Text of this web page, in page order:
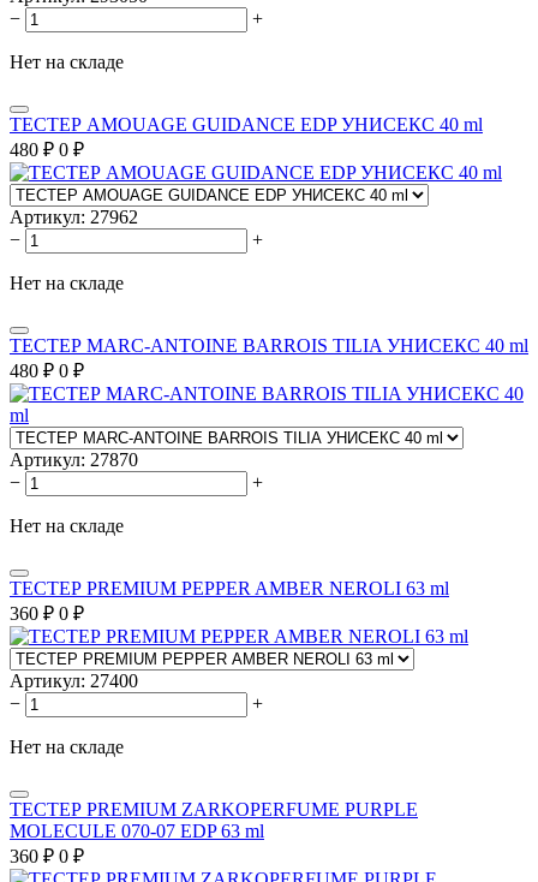
−
+
Нет на складе
ТЕСТЕР AMOUAGE GUIDANCE EDP УНИСЕКС 40 ml
480 ₽ 0 ₽
Артикул: 27962
−
+
Нет на складе
ТЕСТЕР MARC-ANTOINE BARROIS TILIA УНИСЕКС 40 ml
480 ₽ 0 ₽
Артикул: 27870
−
+
Нет на складе
ТЕСТЕР PREMIUM PEPPER AMBER NEROLI 63 ml
360 ₽ 0 ₽
Артикул: 27400
−
+
Нет на складе
ТЕСТЕР PREMIUM ZARKOPERFUME PURPLE
MOLECULE 070-07 EDP 63 ml
360 ₽ 0 ₽